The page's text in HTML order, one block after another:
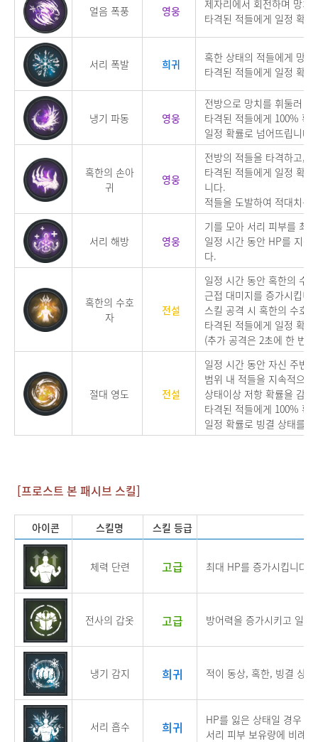
얼음 폭풍 영웅
제자리에서 회전하며 망치
타격된 적들에게 일정 확
서리 폭발 희귀
혹한 상태의 적들에게 망
타격된 적들에게 일정 확
냉기 파동 영웅
전방으로 망치를 휘둘러
타격된 적들에게 100% 확
일정 확률로 넘어뜨립니다.
혹한의 손아
귀
영웅
전방의 적들을 타격하고,
타격된 적들에게 일정 확
니다.
적들을 도발하여 적대치를
서리 해방 영웅
기를 모아 서리 피부를 최
일정 시간 동안 HP를 지속
다.
혹한의 수호
자
전설
일정 시간 동안 혹한의 수
근접 대미지를 증가시킵니
스킬 공격 시 혹한의 수호
타격된 적들에게 일정 확
(추가 공격은 2초에 한 번
절대 영도 전설
일정 시간 동안 자신 주변
범위 내 적들을 지속적으
상태이상 저항 확률을 감소
타격된 적들에게 100% 확
일정 확률로 빙결 상태를
[프로스트 본 패시브 스킬]
아이콘 스킬명 스킬 등급
체력 단련 고급 최대 HP를 증가시킵니다.
전사의 갑옷 고급 방어력을 증가시키고 일
냉기 감지 희귀 적이 동상, 혹한, 빙결 상
서리 흡수 희귀
HP를 잃은 상태일 경우
서리 피부 보유량에 비례